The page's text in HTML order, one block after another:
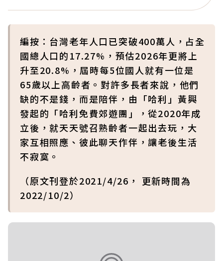
編按：台灣老年人口已突破400萬人，占全
國總人口的17.27%，預估2026年更將上
升至20.8%，屆時每5位國人就有一位是
65歲以上高齡者。對許多長者來說，他們
缺的不是錢，而是陪伴，由「哈利」黃興
發起的「哈利免費郊遊團」，從2020年成
立後，就天天號召熟齡者一起出去玩，大
家互相照應、彼此聊天作伴，讓老後生活
不寂寞。
（原文刊登於2021/4/26， 更新時間為
2022/10/2）